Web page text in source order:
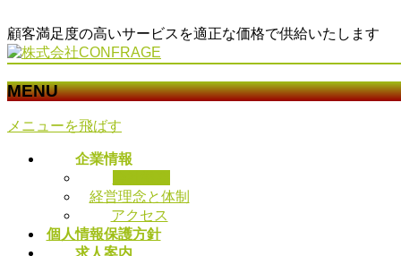
顧客満足度の高いサービスを適正な価格で供給いたします
MENU
メニューを飛ばす
企業情報
経営理念と体制
アクセス
個人情報保護方針